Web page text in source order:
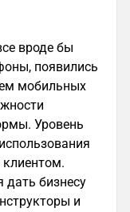
вроде бы
появились
мобильных
Уровень
клиентом.
дать бизнесу
и